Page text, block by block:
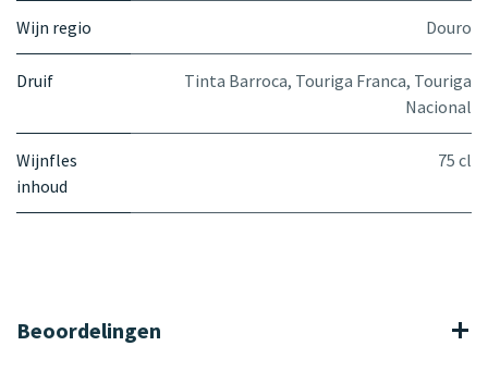
Wijn regio Douro
Druif Tinta Barroca, Touriga Franca, Touriga
Nacional
Wijnfles
inhoud
75 cl
Beoordelingen